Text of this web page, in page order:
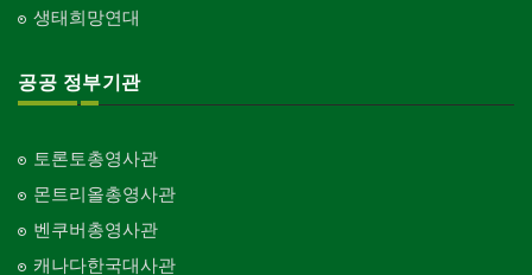
생태희망연대
공공 정부기관
토론토총영사관
몬트리올총영사관
벤쿠버총영사관
캐나다한국대사관